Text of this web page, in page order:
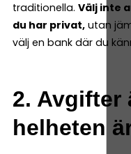
traditionella. Välj inte
du har privat, utan
välj en bank där du
2. Avgifter
helheten